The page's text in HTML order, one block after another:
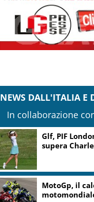
NEWS DALL'ITALIA E
In collaborazione
Glf, PIF
supera
MotoGp, il